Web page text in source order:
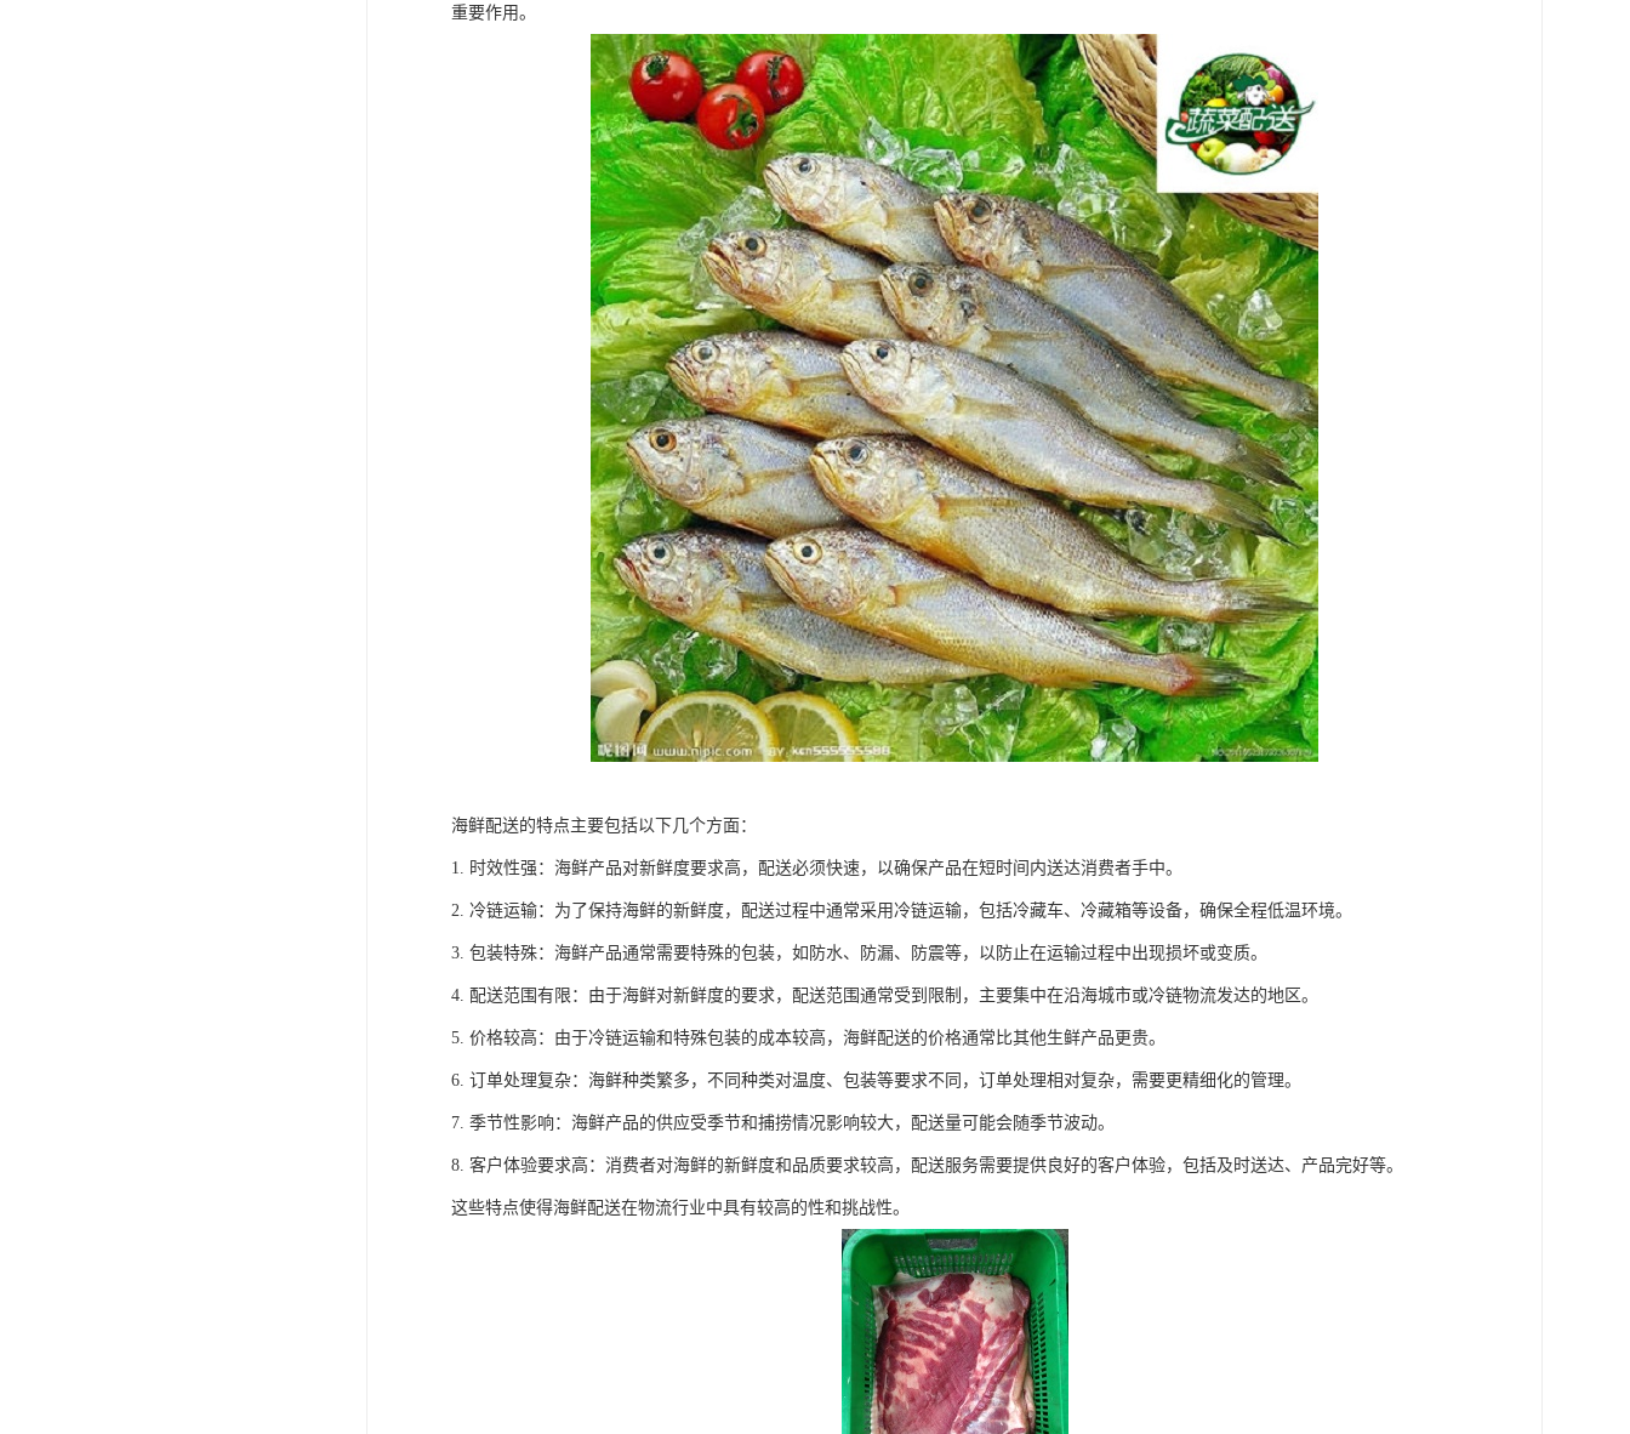
重要作用。
海鲜配送的特点主要包括以下几个方面：
1. 时效性强：海鲜产品对新鲜度要求高，配送必须快速，以确保产品在短时间内送达消费者手中。
2. 冷链运输：为了保持海鲜的新鲜度，配送过程中通常采用冷链运输，包括冷藏车、冷藏箱等设备，确保全程低温环境。
3. 包装特殊：海鲜产品通常需要特殊的包装，如防水、防漏、防震等，以防止在运输过程中出现损坏或变质。
4. 配送范围有限：由于海鲜对新鲜度的要求，配送范围通常受到限制，主要集中在沿海城市或冷链物流发达的地区。
5. 价格较高：由于冷链运输和特殊包装的成本较高，海鲜配送的价格通常比其他生鲜产品更贵。
6. 订单处理复杂：海鲜种类繁多，不同种类对温度、包装等要求不同，订单处理相对复杂，需要更精细化的管理。
7. 季节性影响：海鲜产品的供应受季节和捕捞情况影响较大，配送量可能会随季节波动。
8. 客户体验要求高：消费者对海鲜的新鲜度和品质要求较高，配送服务需要提供良好的客户体验，包括及时送达、产品完好等。
这些特点使得海鲜配送在物流行业中具有较高的性和挑战性。